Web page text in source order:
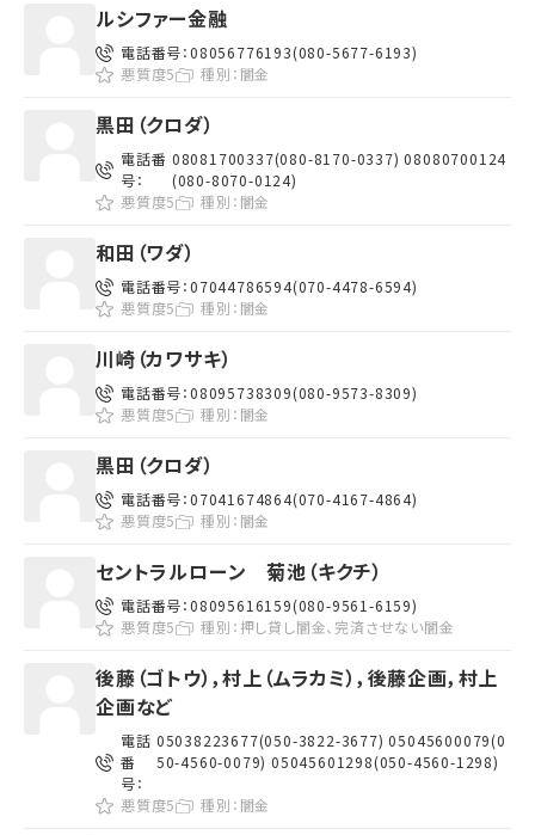
ルシファー金融
電話番号：08056776193(080-5677-6193)
悪質度5
種別： 闇金
黒田（クロダ）
電話番
号：
08081700337(080-8170-0337) 08080700124
(080-8070-0124)
悪質度5
種別： 闇金
和田（ワダ）
電話番号：07044786594(070-4478-6594)
悪質度5
種別： 闇金
川崎（カワサキ）
電話番号：08095738309(080-9573-8309)
悪質度5
種別： 闇金
黒田（クロダ）
電話番号：07041674864(070-4167-4864)
悪質度5
種別： 闇金
セントラルローン 菊池（キクチ）
電話番号：08095616159(080-9561-6159)
悪質度5
種別：押し貸し闇金、完済させない闇金
後藤（ゴトウ），村上（ムラカミ），後藤企画，村上
企画など
電話
番
号：
05038223677(050-3822-3677) 05045600079(0
50-4560-0079) 05045601298(050-4560-1298)
悪質度5 種別： 闇金